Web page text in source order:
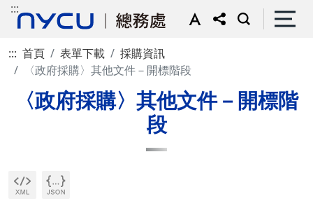
:::
::: 首頁 表單下載
採購資訊
〈政府採購〉其他文件－開標階段
〈政府採購〉其他文件－開標階
段